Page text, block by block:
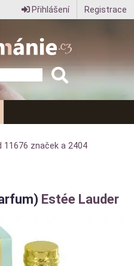
Přihlášení Registrace
11676 značek a 2404
Estée Lauder